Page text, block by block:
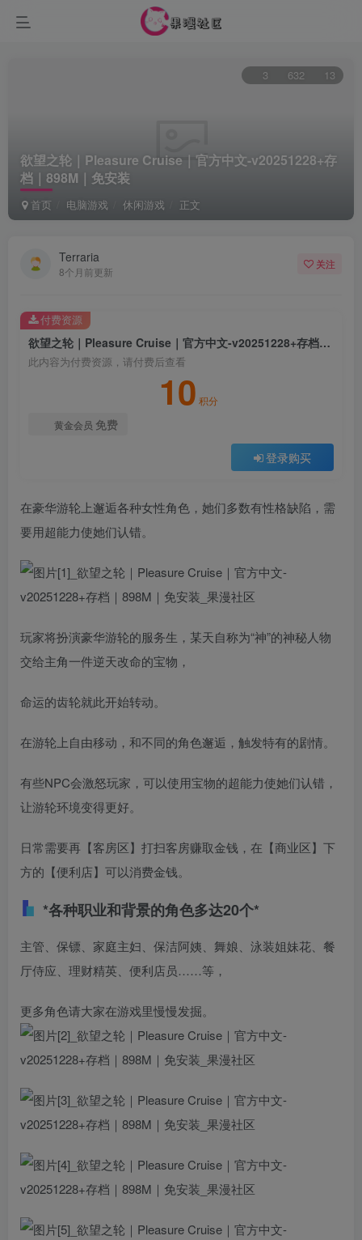
欲望之轮｜Pleasure Cruise｜官方中文-v20251228+存
档｜898M｜免安装
首页 电脑游戏 休闲游戏 正文
3 632 13
Terraria
8个月前更新
关注
欲望之轮｜Pleasure Cruise｜官方中文-v20251228+存档｜898M｜免安装
此内容为付费资源，请付费后查看
10 积分
黄金会员 免费
登录购买
付费资源
在豪华游轮上邂逅各种女性角色，她们多数有性格缺陷，需
要用超能力使她们认错。
玩家将扮演豪华游轮的服务生，某天自称为“神”的神秘人物
交给主角一件逆天改命的宝物，
命运的齿轮就此开始转动。
在游轮上自由移动，和不同的角色邂逅，触发特有的剧情。
有些NPC会激怒玩家，可以使用宝物的超能力使她们认错，
让游轮环境变得更好。
日常需要再【客房区】打扫客房赚取金钱，在【商业区】下
方的【便利店】可以消费金钱。
*各种职业和背景的角色多达20个*
主管、保镖、家庭主妇、保洁阿姨、舞娘、泳装姐妹花、餐
厅侍应、理财精英、便利店员……等，
更多角色请大家在游戏里慢慢发掘。